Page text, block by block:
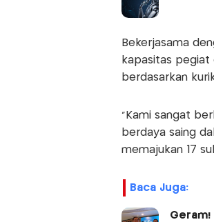
Bekerjasama
kapasitas
berdasarkan
“Kami sangat
berdaya saing
memajukan 17
Baca Juga: